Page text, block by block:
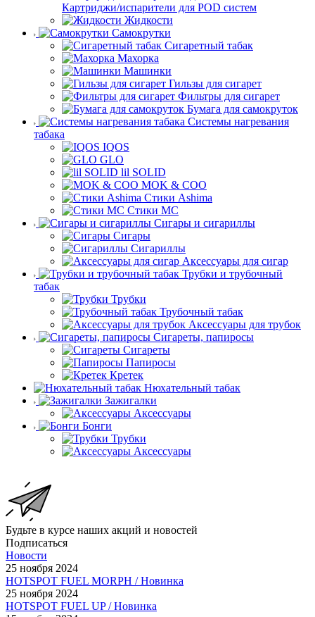
Картриджи/испарители для POD систем
Жидкости
Самокрутки
Сигаретный табак
Махорка
Машинки
Гильзы для сигарет
Фильтры для сигарет
Бумага для самокруток
Системы нагревания
табака
IQOS
GLO
lil SOLID
MOK & COO
Стики Ashima
Стики MC
Сигары и сигариллы
Сигары
Сигариллы
Аксессуары для сигар
Трубки и трубочный
табак
Трубки
Трубочный табак
Аксессуары для трубок
Сигареты, папиросы
Сигареты
Папиросы
Кретек
Нюхательный табак
Зажигалки
Аксессуары
Бонги
Трубки
Аксессуары
Будьте в курсе наших акций и новостей
Подписаться
Новости
25 ноября 2024
HOTSPOT FUEL MORPH / Новинка
25 ноября 2024
HOTSPOT FUEL UP / Новинка